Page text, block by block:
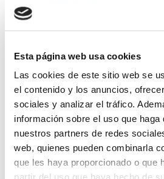
Esta página web usa cookies
Las cookies de este sitio web se
el contenido y los anuncios,
sociales y analizar el tráfico.
información sobre el uso que haga
nuestros partners de redes
web, quienes pueden combinarla
que les haya proporcionado o que
El diario de Álex 3: ¡Álex,
cámara y acción!
Miguel Ángel Gómez & Pedro
Garrido
9,99€ 0,50€ (5%)
9,49€
Stock: -